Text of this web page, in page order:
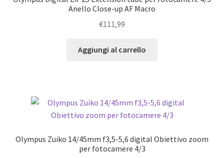
Anello Close-up AF Macro
€111,99
Aggiungi al carrello
Olympus Zuiko 14/45mm f3,5-5,6 digital Obiettivo zoom
per fotocamere 4/3